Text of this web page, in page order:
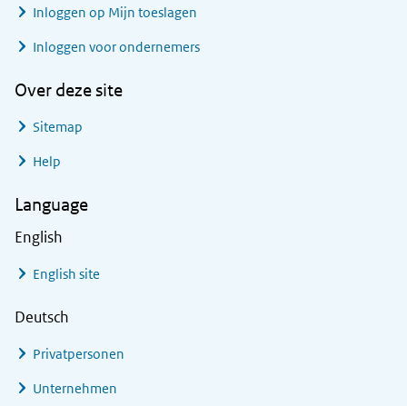
Inloggen op Mijn toeslagen
Inloggen voor ondernemers
Over deze site
Sitemap
Help
Language
English
English site
Deutsch
Privatpersonen
Unternehmen